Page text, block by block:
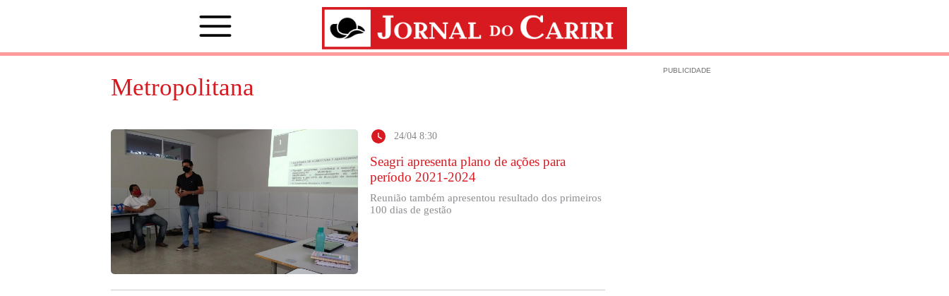
Metropolitana
24/04 8:30
Seagri apresenta plano de ações para
período 2021-2024
Reunião também apresentou resultado dos primeiros
100 dias de gestão
PUBLICIDADE